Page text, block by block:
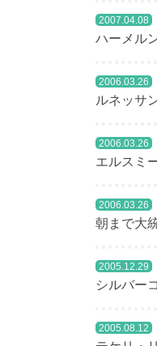
2007.04.08
ハーメル
2006.03.26
ルネッサ
2006.03.26
エルスミ
2006.03.26
朝まで大
2005.12.29
シルバー
2005.08.12